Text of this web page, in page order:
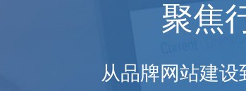
聚焦
从品牌网站建